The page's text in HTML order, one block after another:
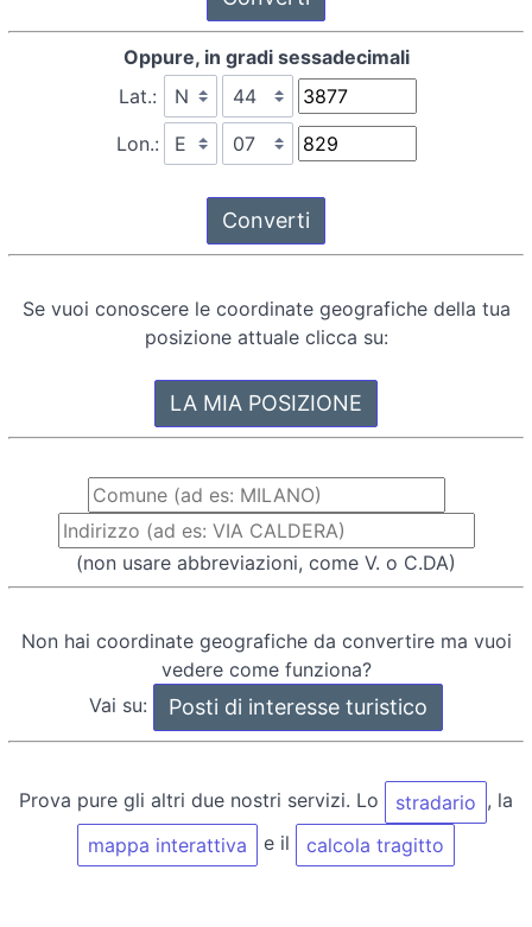
Oppure, in gradi sessadecimali
Lat.:
Lon.:
Se vuoi conoscere le coordinate geografiche della tua
posizione attuale clicca su:
(non usare abbreviazioni, come V. o C.DA)
Non hai coordinate geografiche da convertire ma vuoi
vedere come funziona?
Vai su:
Prova pure gli altri due nostri servizi. Lo stradario , la
mappa interattiva
e il calcola tragitto